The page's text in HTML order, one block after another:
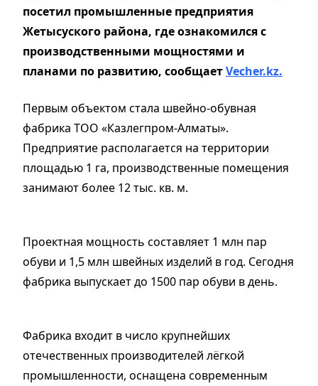
посетил промышленные предприятия
Жетысуского района, где ознакомился с
производственными мощностями и
планами по развитию, сообщаетVecher.kz.
Первым объектом стала швейно-обувная
фабрика ТОО «Казлегпром-Алматы».
Предприятие располагается на территории
площадью 1 га, производственные помещения
занимают более 12 тыс. кв. м.
Проектная мощность составляет 1 млн пар
обуви и 1,5 млн швейных изделий в год. Сегодня
фабрика выпускает до 1500 пар обуви в день.
Фабрика входит в число крупнейших
отечественных производителей лёгкой
промышленности, оснащена современным